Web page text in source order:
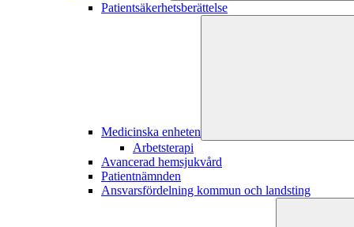
Patientsäkerhetsberättelse
Medicinska enheten
Arbetsterapi
Avancerad hemsjukvård
Patientnämnden
Ansvarsfördelning kommun och landsting